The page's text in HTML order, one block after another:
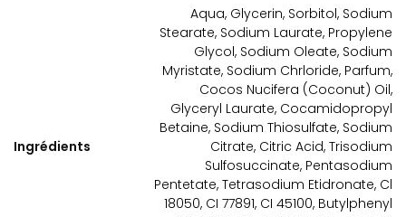
Ingrédients
Aqua, Glycerin, Sorbitol, Sodium
Stearate, Sodium Laurate, Propylene
Glycol, Sodium Oleate, Sodium
Myristate, Sodium Chrloride, Parfum,
Cocos Nucifera (Coconut) Oil,
Glyceryl Laurate, Cocamidopropyl
Betaine, Sodium Thiosulfate, Sodium
Citrate, Citric Acid, Trisodium
Sulfosuccinate, Pentasodium
Pentetate, Tetrasodium Etidronate, Cl
18050, CI 77891, CI 45100, Butylphenyl